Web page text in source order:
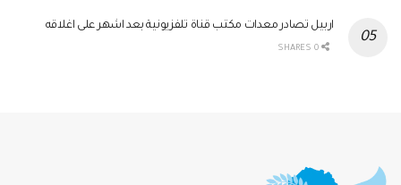
اربيل تصادر معدات مكتب قناة تلفزيونية بعد اشهر على اغلاقه